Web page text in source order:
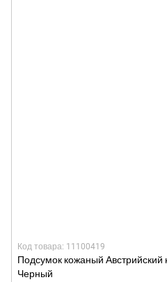
Код товара: 11100419
Подсумок кожаный Австрийский
Черный